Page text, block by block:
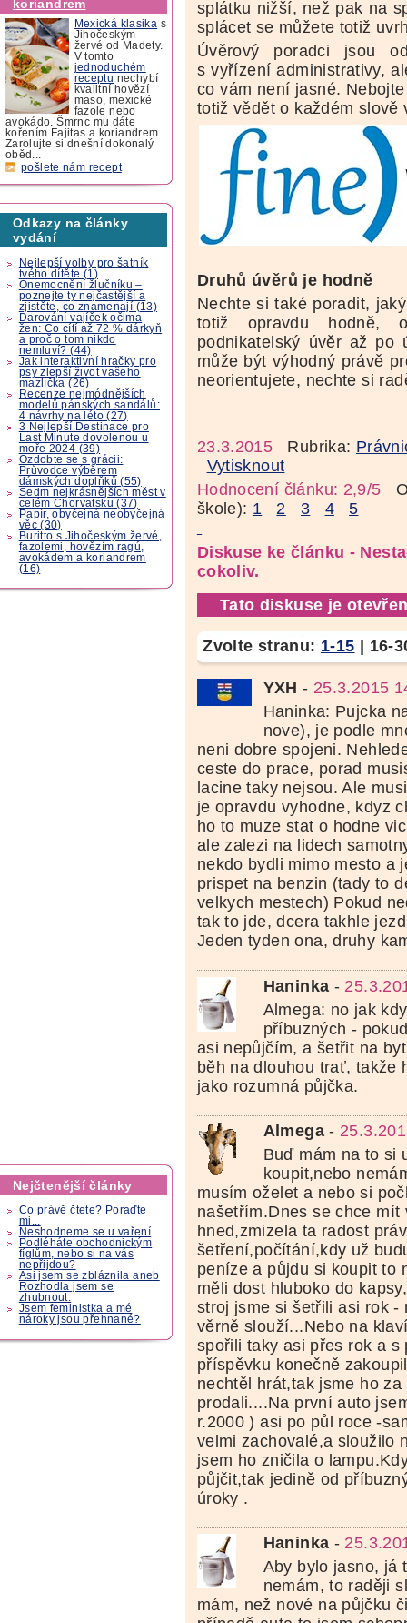
koriandrem
Mexická klasika s
Jihočeským
žervé od Madety.
V tomto
jednoduchém
receptu nechybí
kvalitní hovězí
maso, mexické
fazole nebo
avokádo. Šmrnc mu dáte
kořením Fajitas a koriandrem.
Zarolujte si dnešní dokonalý
oběd...
pošlete nám recept
Odkazy na články
vydání
Nejlepší volby pro šatník
tvého dítěte (1)
Onemocnění žlučníku –
poznejte ty nejčastější a
zjistěte, co znamenají (13)
Darování vajíček očima
žen: Co cítí až 72 % dárkyň
a proč o tom nikdo
nemluví? (44)
Jak interaktivní hračky pro
psy zlepší život vašeho
mazlíčka (26)
Recenze nejmódnějších
modelů pánských sandálů:
4 návrhy na léto (27)
3 Nejlepší Destinace pro
Last Minute dovolenou u
moře 2024 (39)
Ozdobte se s grácii:
Průvodce výběrem
dámských doplňků (55)
Sedm nejkrásnějších měst v
celém Chorvatsku (37)
Papír, obyčejná neobyčejná
věc (30)
Buritto s Jihočeským žervé,
fazolemi, hovězím ragú,
avokádem a koriandrem
(16)
Nejčtenější články
Co právě čtete? Poraďte
mi...
Neshodneme se u vaření
Podléháte obchodnickým
fíglům, nebo si na vás
nepřijdou?
Asi jsem se zbláznila aneb
Rozhodla jsem se
zhubnout.
Jsem feministka a mé
nároky jsou přehnané?
splátku nižší, než pak na
splácet se můžete totiž
Úvěrový poradci jsou
s vyřízení administrativy,
co vám není jasné.
totiž vědět o každém slově
Druhů úvěrů je hodně
Nechte si také poradit,
totiž opravdu hodně,
podnikatelský úvěr až po
může být výhodný právě
neorientujete, nechte si
23.3.2015 Rubrika:
Vytisknout
Hodnocení článku: 2,9/5
škole): 1 2 3 4 5
Diskuse ke článku -
cokoliv.
Tato diskuse je
Zvolte stranu: 1-15 | 16-
YXH - 25.3.2015
Haninka: Pujcka
nove), je podle
neni dobre spojeni.
ceste do prace, porad
lacine taky nejsou. Ale
je opravdu vyhodne, kdyz
ho to muze stat o hodne
ale zalezi na lidech
nekdo bydli mimo mesto a
prispet na benzin (tady to
velkych mestech) Pokud
tak to jde, dcera takhle
Jeden tyden ona, druhy
Haninka -
Almega: no jak
příbuzných -
asi nepůjčím, a šetřit na
běh na dlouhou trať, takže
jako rozumná půjčka.
Almega-
Buď mám na to si
koupit,nebo
musím oželet a nebo si
našetřím.Dnes se chce mít
hned,zmizela ta radost
šetření,počítání,kdy už
peníze a půjdu si koupit to
měli dost hluboko do
stroj jsme si šetřili asi rok -
věrně slouží...Nebo na
spořili taky asi přes rok a s
příspěvku konečně
nechtěl hrát,tak jsme ho
prodali....Na první auto
r.2000 ) asi po půl roce -
velmi zachovalé,a sloužilo
jsem ho zničila o
půjčit,tak jedině od
úroky .
Haninka -
Aby bylo jasno, já
nemám, to raději
mám, než nové na půjčku